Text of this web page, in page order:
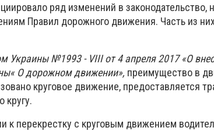
ряд изменений в законодательство,
Правил дорожного движения. Часть из
Украины №1993 - VIII от 4 апреля 2017 «О
О дорожном движении», преимущество в
круговое движение, предоставляется
кругу.
к перекрестку с круговым движением